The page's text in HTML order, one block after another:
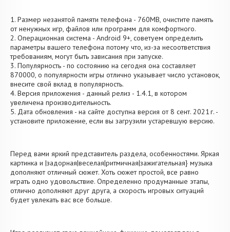
1. Размер незанятой памяти телефона - 760MB, очистите память
от ненужных игр, файлов или программ для комфортного.
2. Операционная система - Android 9+, советуем определить
параметры вашего телефона потому что, из-за несоответствия
требованиям, могут быть зависания при запуске.
3. Популярность - по состоянию на сегодня она составляет
870000, о популярности игры отлично указывает число установок,
внесите свой вклад в популярность.
4. Версия приложения - данный релиз - 1.4.1, в котором
увеличена производительность.
5. Дата обновления - на сайте доступна версия от 8 сент. 2021 г. -
установите приложение, если вы загрузили устаревшую версию.
Перед вами яркий представитель раздела, особенностями. Яркая
картинка и |задорная|веселая|ритмичная|зажигательная} музыка
дополняют отличный сюжет. Хоть сюжет простой, все равно
играть одно удовольствие. Определенно продуманные этапы,
отлично дополняют друг друга, а скорость игровых ситуаций
будет увлекать вас все больше.